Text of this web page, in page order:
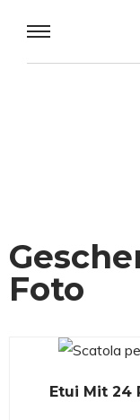
Foto
Etui Mit 24